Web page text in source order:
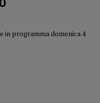
in programma domenica 4